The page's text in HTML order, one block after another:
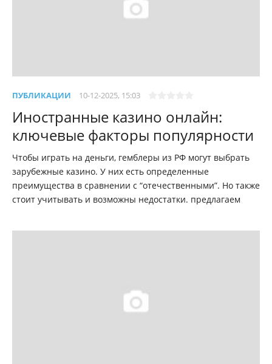
ПУБЛИКАЦИИ 10-12-2025, 15:03
Иностранные казино онлайн:
ключевые факторы популярности
Чтобы играть на деньги, гемблеры из РФ могут выбрать
зарубежные казино. У них есть определенные
преимущества в сравнении с “отечественными”. Но также
стоит учитывать и возможны недостатки. предлагаем